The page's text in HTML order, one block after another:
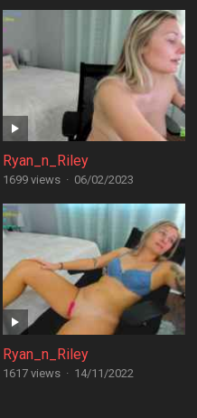
Ryan_n_Riley
1699 views · 06/02/2023
Ryan_n_Riley
1617 views · 14/11/2022